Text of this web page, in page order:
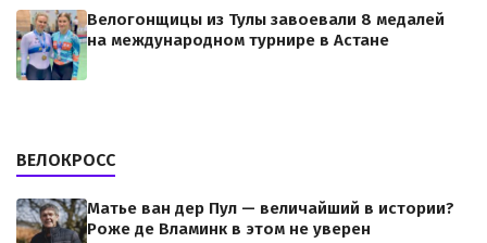
Велогонщицы из Тулы завоевали 8 медалей
на международном турнире в Астане
ВЕЛОКРОСС
Матье ван дер Пул — величайший в истории?
Роже де Вламинк в этом не уверен